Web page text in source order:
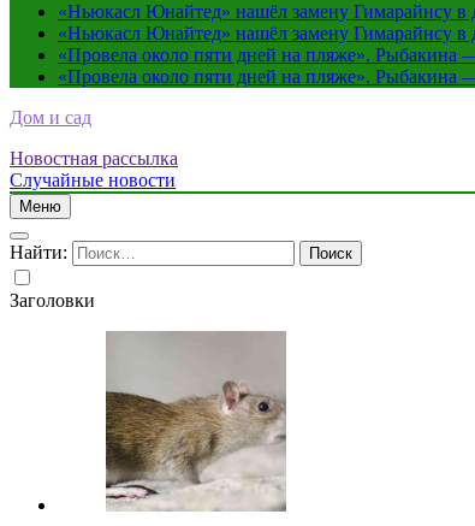
«Ньюкасл Юнайтед» нашёл замену Гимарайнсу
«Ньюкасл Юнайтед» нашёл замену Гимарайнсу
«Провела около пяти дней на пляже». Рыбакина
«Провела около пяти дней на пляже». Рыбакина
Дом и сад
Новостная рассылка
Случайные новости
Меню
Найти:
Заголовки